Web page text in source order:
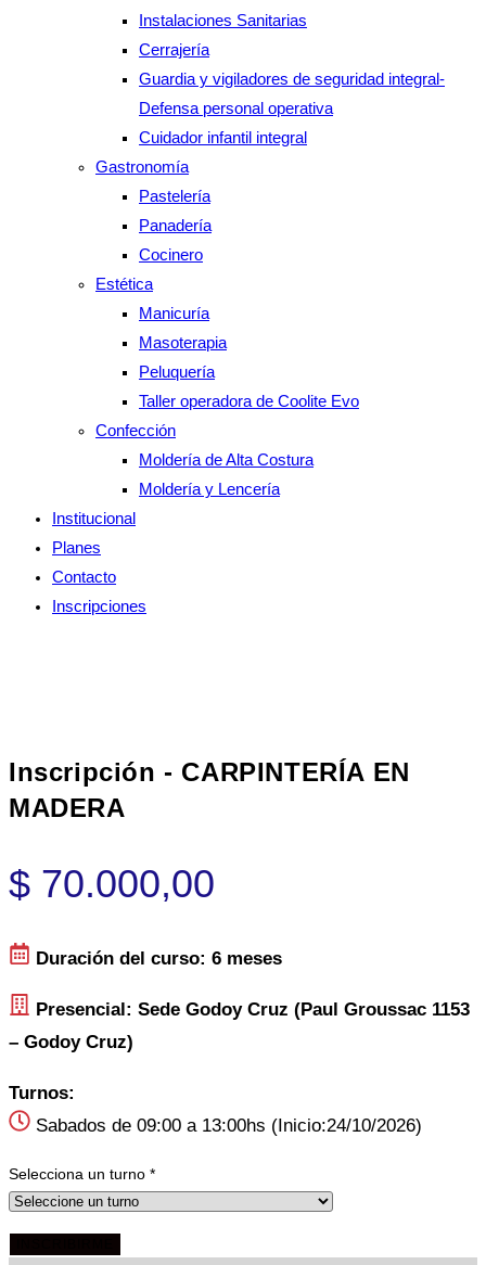
Instalaciones Sanitarias
Cerrajería
Guardia y vigiladores de seguridad integral-
Defensa personal operativa
Cuidador infantil integral
Gastronomía
Pastelería
Panadería
Cocinero
Estética
Manicuría
Masoterapia
Peluquería
Taller operadora de Coolite Evo
Confección
Moldería de Alta Costura
Moldería y Lencería
Institucional
Planes
Contacto
Inscripciones
Inscripción - CARPINTERÍA EN
MADERA
$ 70.000,00
Duración del curso: 6 meses
Presencial: Sede Godoy Cruz (Paul Groussac 1153
– Godoy Cruz)
Turnos:
Sabados de 09:00 a 13:00hs (Inicio:24/10/2026)
Selecciona un turno *